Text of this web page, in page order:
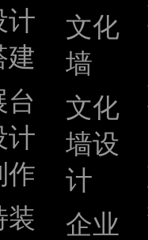
计
建
台
计
作
装
文化
墙
文化
墙设
计
企业